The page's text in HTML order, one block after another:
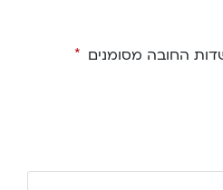
החובה מסומנים *